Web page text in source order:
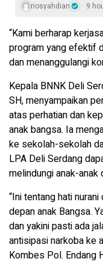
riosyahdian 9
“Kami berharap
program yang efektif
dan menanggulangi
Kepala BNNK Deli
SH, menyampaikan
atas perhatian dan
anak bangsa. Ia
ke sekolah-sekolah
LPA Deli Serdang
melindungi anak-anak
“Ini tentang hati
depan anak Bangsa.
dan yakini pasti ada
antisipasi narkoba ke
Kombes Pol. Endang